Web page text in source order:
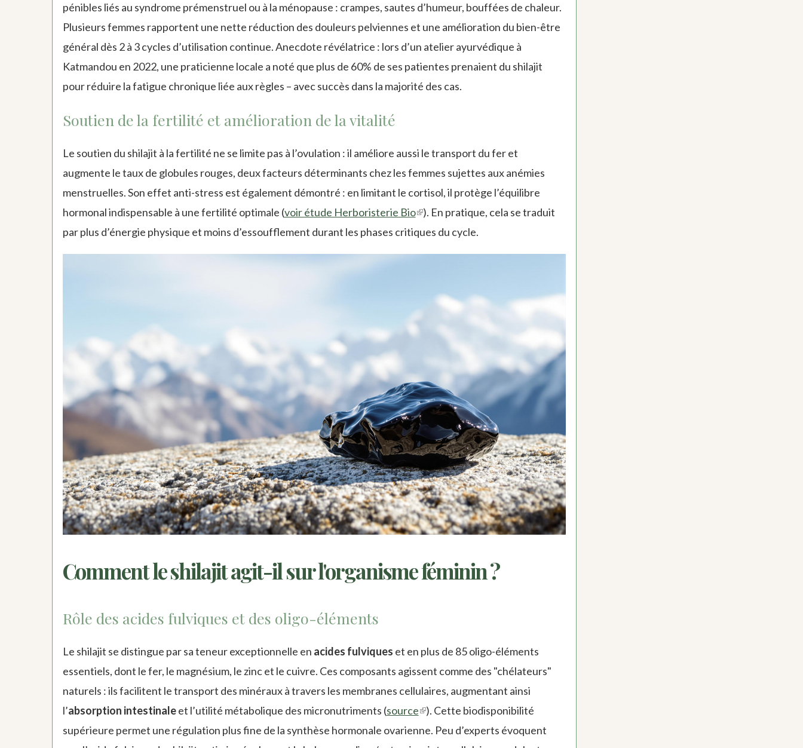
pénibles liés au syndrome prémenstruel ou à la ménopause : crampes, sautes d’humeur, bouffées de chaleur.
Plusieurs femmes rapportent une nette réduction des douleurs pelviennes et une amélioration du bien-être
général dès 2 à 3 cycles d’utilisation continue. Anecdote révélatrice : lors d’un atelier ayurvédique à
Katmandou en 2022, une praticienne locale a noté que plus de 60% de ses patientes prenaient du shilajit
pour réduire la fatigue chronique liée aux règles – avec succès dans la majorité des cas.
Soutien de la fertilité et amélioration de la vitalité
Le soutien du shilajit à la fertilité ne se limite pas à l’ovulation : il améliore aussi le transport du fer et
augmente le taux de globules rouges, deux facteurs déterminants chez les femmes sujettes aux anémies
menstruelles. Son effet anti-stress est également démontré : en limitant le cortisol, il protège l’équilibre
hormonal indispensable à une fertilité optimale (voir étude Herboristerie Bio(link
is
external)
). En pratique, cela se traduit
par plus d’énergie physique et moins d’essoufflement durant les phases critiques du cycle.
Comment le shilajit agit-il sur l'organisme féminin ?
Rôle des acides fulviques et des oligo-éléments
Le shilajit se distingue par sa teneur exceptionnelle en acides fulviques et en plus de 85 oligo-éléments
essentiels, dont le fer, le magnésium, le zinc et le cuivre. Ces composants agissent comme des "chélateurs"
naturels : ils facilitent le transport des minéraux à travers les membranes cellulaires, augmentant ainsi
l’absorption intestinaleet l’utilité métabolique des micronutriments (source(link
is
). Cette biodisponibilité
supérieure permet une régulation plus fine de la synthèse hormonale ovarienne. Peu d’experts évoquent